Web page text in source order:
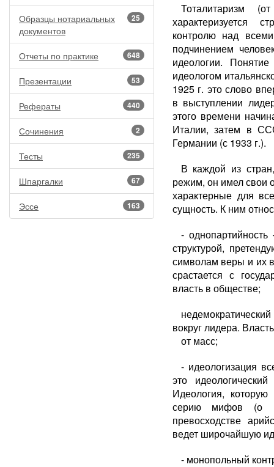
25
Образцы нотариальных
документов
648
Отчеты по практике
53
Презентации
440
Рефераты
2
Сочинения
235
Тесты
67
Шпаргалки
163
Эссе
Тоталитаризм
характеризуется
контролю над
подчинением
идеологии.
идеологом
1925 г. это слово
в выступлении
этого времени
Италии, затем в
Германии (с 1933 г.).
В каждой из
режим, он имел свои
характерные для
сущность. К ним
-
структурой,
символам веры и их
срастается с
власть в обществе;
вокруг лидера.
от масс;
- идеологизация
это
Идеология, которую
серию мифов (о
превосходстве
ведет широчайшую
- монопольный